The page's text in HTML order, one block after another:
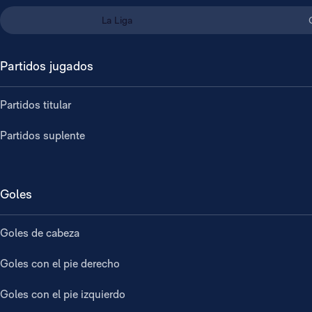
La Liga
Partidos jugados
Partidos titular
Partidos suplente
Goles
Goles de cabeza
Goles con el pie derecho
Goles con el pie izquierdo